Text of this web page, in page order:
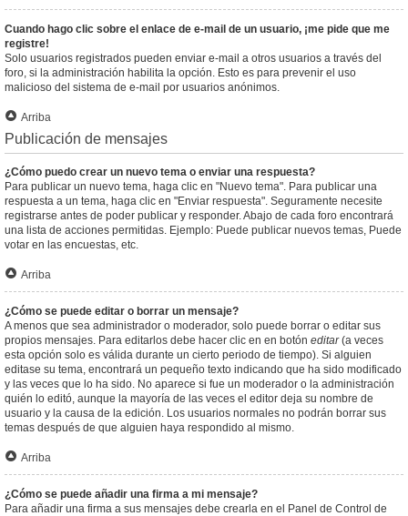
Cuando hago clic sobre el enlace de e-mail de un usuario, ¡me pide que me
registre!
Solo usuarios registrados pueden enviar e-mail a otros usuarios a través del
foro, si la administración habilita la opción. Esto es para prevenir el uso
malicioso del sistema de e-mail por usuarios anónimos.
Arriba
Publicación de mensajes
¿Cómo puedo crear un nuevo tema o enviar una respuesta?
Para publicar un nuevo tema, haga clic en "Nuevo tema". Para publicar una
respuesta a un tema, haga clic en "Enviar respuesta". Seguramente necesite
registrarse antes de poder publicar y responder. Abajo de cada foro encontrará
una lista de acciones permitidas. Ejemplo: Puede publicar nuevos temas, Puede
votar en las encuestas, etc.
Arriba
¿Cómo se puede editar o borrar un mensaje?
A menos que sea administrador o moderador, solo puede borrar o editar sus
propios mensajes. Para editarlos debe hacer clic en en botón editar(a veces
esta opción solo es válida durante un cierto periodo de tiempo). Si alguien
editase su tema, encontrará un pequeño texto indicando que ha sido modificado
y las veces que lo ha sido. No aparece si fue un moderador o la administración
quién lo editó, aunque la mayoría de las veces el editor deja su nombre de
usuario y la causa de la edición. Los usuarios normales no podrán borrar sus
temas después de que alguien haya respondido al mismo.
Arriba
¿Cómo se puede añadir una firma a mi mensaje?
Para añadir una firma a sus mensajes debe crearla en el Panel de Control de